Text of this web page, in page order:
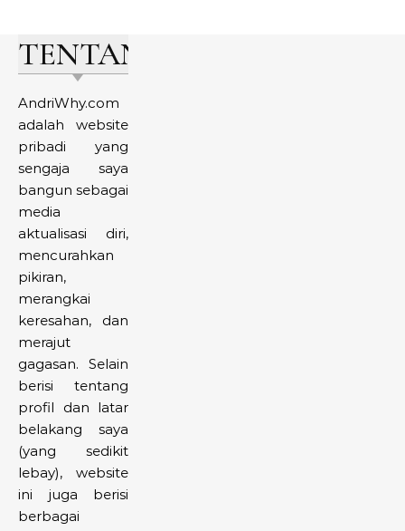
TENTANG
AndriWhy.com
adalah website
pribadi yang
sengaja saya
bangun sebagai
media
aktualisasi diri,
mencurahkan
pikiran,
merangkai
keresahan, dan
merajut
gagasan. Selain
berisi tentang
profil dan latar
belakang saya
(yang sedikit
lebay), website
ini juga berisi
berbagai